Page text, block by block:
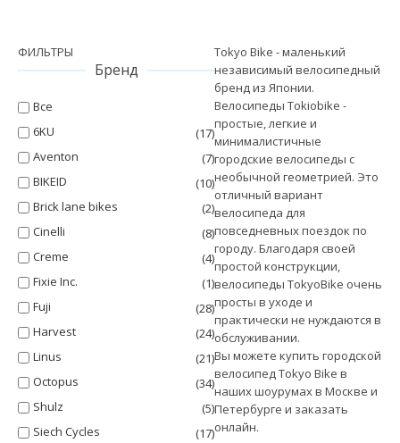
ФИЛЬТРЫ
Бренд
Все
6KU
(17)
Aventon
(7)
BIKEID
(10)
Brick lane bikes
(2)
Cinelli
(8)
Creme
(4)
Fixie Inc.
(1)
Fuji
(28)
Harvest
(24)
Linus
(21)
Octopus
(34)
Shulz
(5)
Siech Cycles
(17)
Tokyo Bike - маленький
независимый велосипедный
бренд из Японии.
Велосипеды Tokiobike -
простые, легкие и
минималистичные
городские велосипеды с
необычной геометрией. Это
отличный вариант
велосипеда для
повседневных поездок по
городу. Благодаря своей
простой конструкции,
велосипеды TokyoBike очень
просты в уходе и
практически не нуждаются в
обслуживании.
Вы можете купить городской
велосипед Tokyo Bike в
наших шоурумах в Москве и
Петербурге и заказать
онлайн.